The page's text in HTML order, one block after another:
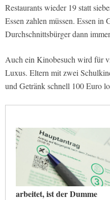
Restaurants wieder 19 statt
Essen zahlen müssen. Essen in
Durchschnittsbürger dann
Auch ein Kinobesuch wird für
Luxus. Eltern mit zwei
und Getränk schnell 100 Euro
arbeitet, ist der Dumme